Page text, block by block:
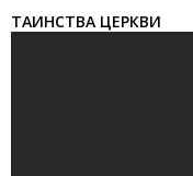
ТАИНСТВА ЦЕРКВИ